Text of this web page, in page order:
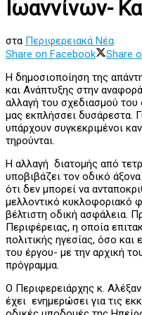
Ιωαννίνων-
στα Περιφερειακά Νέα
Share on Facebook
Share
Η δημοσιοποίηση της
και Ανάπτυξης στην
αλλαγή του σχεδιασμού του
μας εκπλήσσει δυσάρεστα.
υπάρχουν συγκεκριμένοι
τηρούνται.
Η αλλαγή διατομής από
υποβιβάζει τον οδικό
ότι δεν μπορεί να
μελλοντικό κυκλοφοριακό
βέλτιστη οδική ασφάλεια.
Περιφέρειας, η οποία
πολιτικής ηγεσίας, όσο και
του έργου- με την αρχική
πρόγραμμα.
Ο Περιφερειάρχης κ.
έχει ενημερώσει για τις